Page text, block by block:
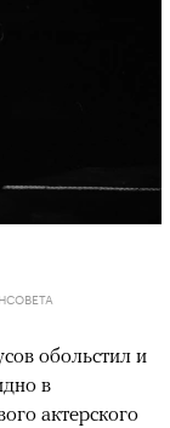
обольстил и
в
актерского